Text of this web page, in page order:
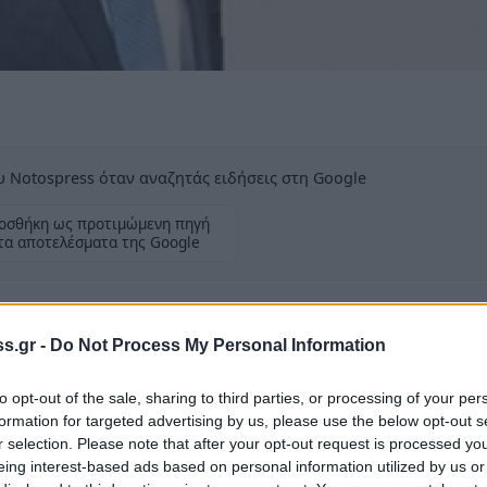
- Do Not Process My Personal Information
opt-out of the sale, sharing to third parties, or processing of your
for targeted advertising by us, please use the below opt-out
selection. Please note that after your opt-out request is processed
interest-based ads based on personal information utilized by us
όταν αναζητάς ειδήσεις στη Google
ως προτιμώμενη πηγή
αποτελέσματα της Google
με τον συνδυασμό του Σταύρου
δημόσια τους δημότες για την